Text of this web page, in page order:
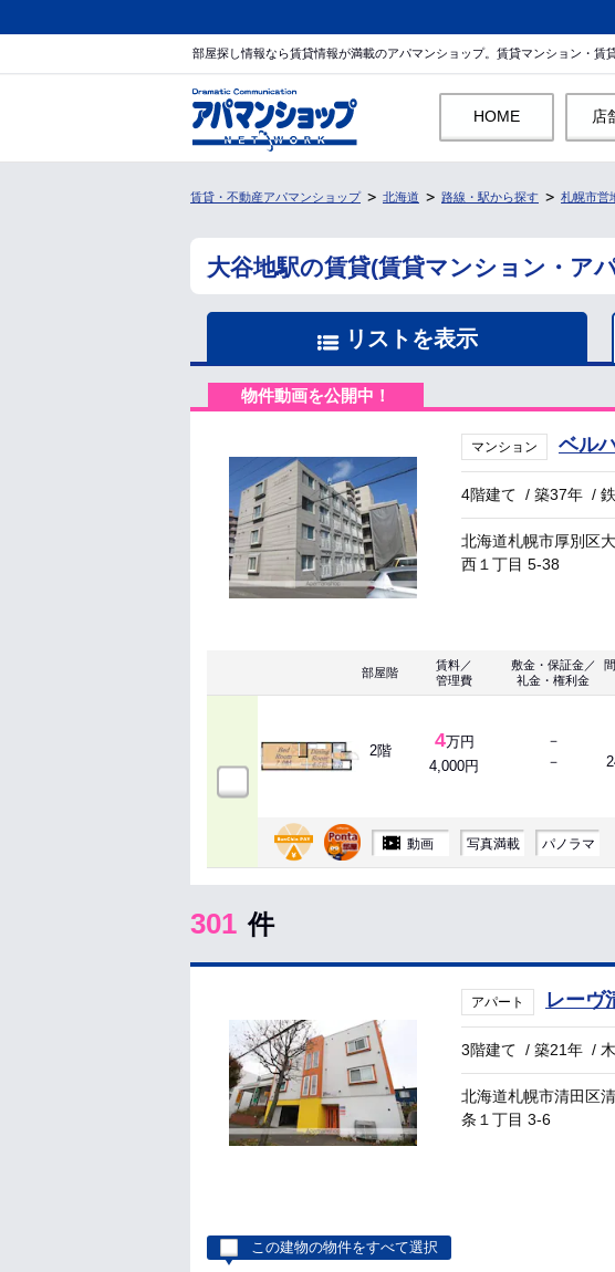
部屋探し情報なら賃貸情報が満載のアパマンショップ。賃貸マンション・賃
HOME 店
賃貸・不動産アパマンショップ 北海道 路線・駅から探す 札幌市営
大谷地駅の賃貸(賃貸マンション・ア
リストを表示
物件動画を公開中！
マンション ベル
4階建て /築37年 /
北海道札幌市厚別区
西１丁目 5-38
部屋階
賃料／
管理費
敷金・保証金／
礼金・権利金
2階 4万円
4,000円
－
－
動画 写真満載 パノラマ
301 件
アパート レーヴ
3階建て /築21年 /
北海道札幌市清田区
条１丁目 3-6
この建物の物件をすべて選択